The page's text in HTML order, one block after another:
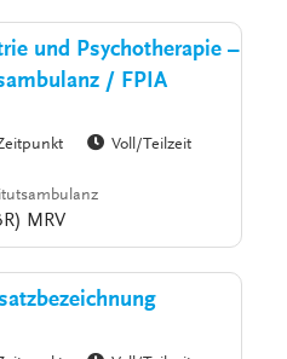
und Psychotherapie –
/ FPIA
Voll/Teilzeit
MRV